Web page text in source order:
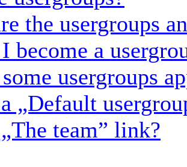
the usergroups
become a
usergroups
„Default
team” link?